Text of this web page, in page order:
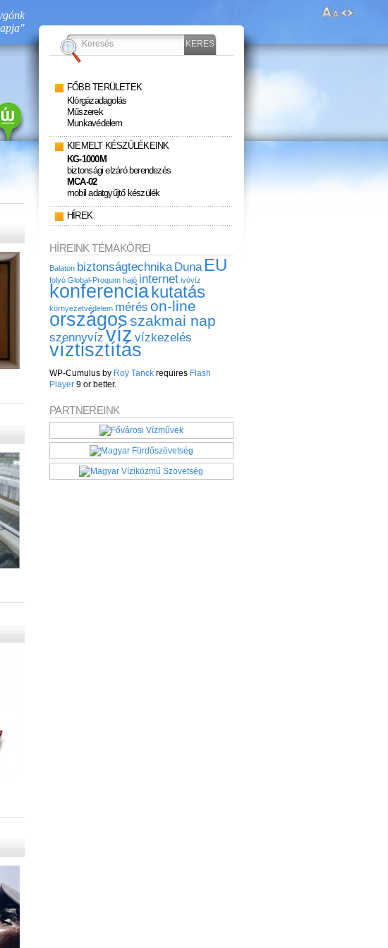
FŐBB TERÜLETEK
Klórgázadagolás
Műszerek
Munkavédelem
KIEMELT KÉSZÜLÉKEINK
KG-1000M
biztonsági elzáró berendezés
MCA-02
mobil adatgyűjtő készülék
HÍREK
HÍREINK TÉMAKÖREI
Balaton biztonságtechnika Duna EU
folyó Global-Proquim hajó internet ivóvíz
konferenciakutatás
környezetvédelem mérés on-line
országosszakmai nap
szennyvíz vízvízkezelés
víztisztítás
WP-Cumulus by Roy Tanckrequires Flash
Player9 or better.
PARTNEREINK